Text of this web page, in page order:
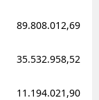
89.808.012,69
35.532.958,52
11.194.021,90